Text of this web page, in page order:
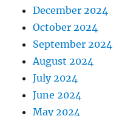
December 2024
October 2024
September 2024
August 2024
July 2024
June 2024
May 2024